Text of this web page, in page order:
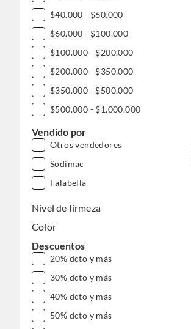
$40.000 - $60.000
$60.000 - $100.000
$100.000 - $200.000
$200.000 - $350.000
$350.000 - $500.000
$500.000 - $1.000.000
DESDE $1.000.000
Vendido por
Otros vendedores
Sodimac
Falabella
Nivel de firmeza
Color
Descuentos
20% dcto y más
30% dcto y más
40% dcto y más
50% dcto y más